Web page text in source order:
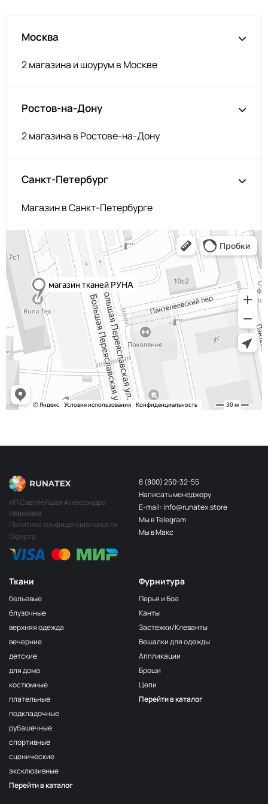
Кэмел
ИФ382
Неон желтый
Пудра
Хаки
ИФ304/1
Крем
ИФ383
Хаки
ИФ304/2
Москва
2 магазина и шоурум в Москве
Ростов-на-Дону
2 магазина в Ростове-на-Дону
Санкт-Петербург
Магазин в Санкт-Петербурге
Ткани
бельевые
блузочные
верхняя одежда
вечерние
детские
для дома
костюмные
плательные
подкладочные
рубашечные
спортивные
сценические
эксклюзивные
Перейти в каталог
Фурнитура
Перья и Боа
Канты
Застежки/Клеванты
Вешалки для одежды
Аппликации
Броши
Цепи
Перейти в каталог
ИП Светлейшая Александра
Ивановна
Политика конфиденциальности
Оферта
8 (800) 250-32-55
Написать менеджеру
E-mail: info@runatex.store
Мы в Telegram
Мы в Макс